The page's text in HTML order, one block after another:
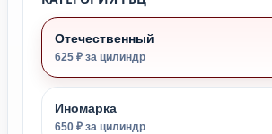
Отечественный
625 ₽ за цилиндр
Иномарка
650 ₽ за цилиндр